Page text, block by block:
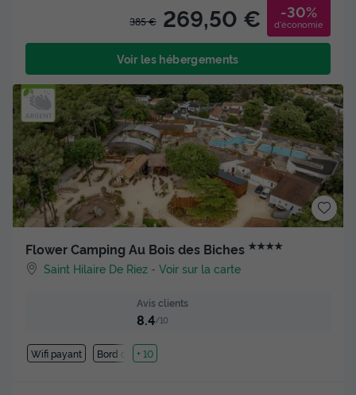
385 € 269,50 € -30%
d'économie
Voir les hébergements
Flower Camping Au Bois des Biches ★★★★
Saint Hilaire De Riez -Voir sur la carte
Avis clients
8.4/10
Wifi payant Bord de mer
+ 10